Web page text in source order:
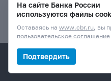
Версия для
© Банк России, 2000–2026.
На сайте Банка России
используются файлы
Оставаясь на www.cbr.ru, вы
пользовательское соглашение
Подтвердить